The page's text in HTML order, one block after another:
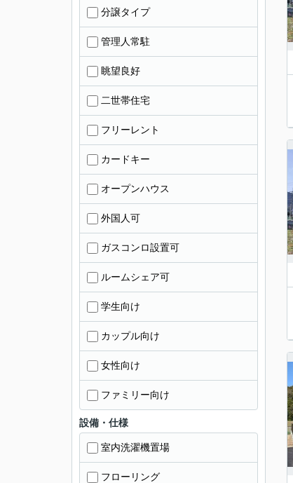
分譲タイプ
管理人常駐
眺望良好
二世帯住宅
フリーレント
カードキー
オープンハウス
外国人可
ガスコンロ設置可
ルームシェア可
学生向け
カップル向け
女性向け
ファミリー向け
設備・仕様
室内洗濯機置場
フローリング